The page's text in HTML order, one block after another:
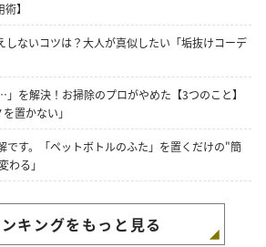
】
しないコツは？大人が真似したい「垢抜けコーデ
」を解決！お掃除のプロがやめた【3つのこと】
置かない」
です。「ペットボトルのふた」を置くだけの"簡
わる」
キングをもっと見る